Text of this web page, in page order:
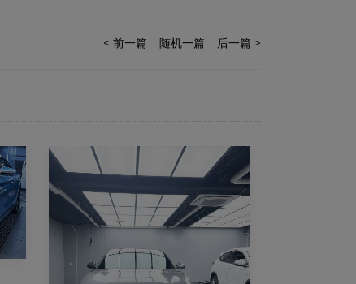
< 前一篇
随机一篇 后一篇 >